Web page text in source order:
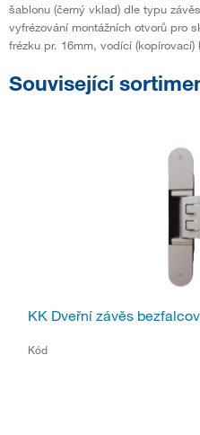
šablonu (černý vklad) dle typu
vyfrézování montážních otvorů pro
frézku pr. 16mm, vodící (kopírovací)
Související
KK Dveřní závěs
Kód